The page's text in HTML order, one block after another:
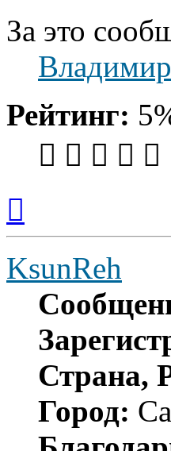
За это
Рейтинг:
началу
KsunReh
Страна,
Город: